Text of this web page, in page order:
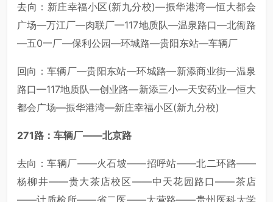
去向：新庄幸福小区(新九分校)—振华港湾—恒大都会
广场—万江厂—肉联厂—117地质队—温泉路口—北衙路
—五0一厂—保利公园—环城路—贵阳东站—车辆厂
回向：车辆厂—贵阳东站—环城路—新添商业街—温泉
路口—117地质队—创业路—新添三小—天安药业—恒大
都会广场—振华港湾—新庄幸福小区(新九分校)
271路：车辆厂——北京路
去向：车辆厂——火石坡——招呼站——北二环路——
杨柳井——贵大茶店校区——中天花园路口——茶店
——计质检所——省二医——大营路——贵州医科大学